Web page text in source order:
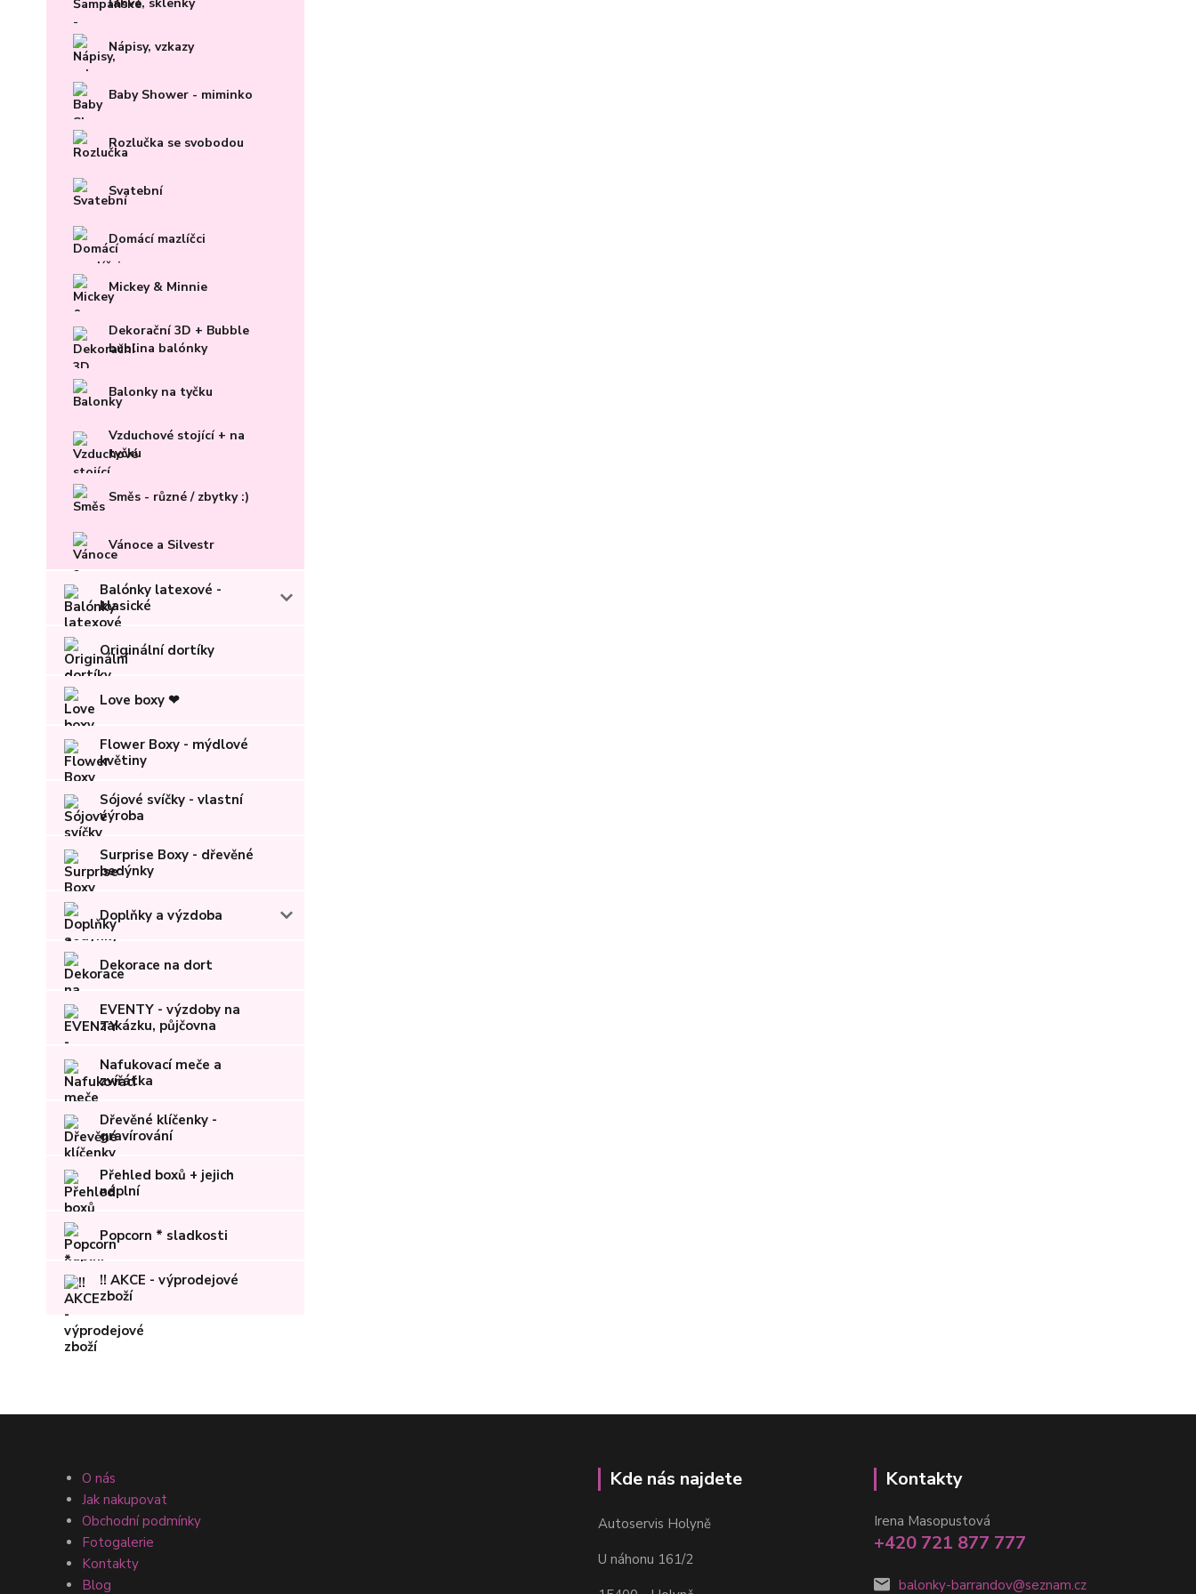
Nápisy, vzkazy
Baby Shower - miminko
Rozlučka se svobodou
Svatební
Domácí mazlíčci
Mickey & Minnie
Dekorační 3D + Bubble
bublina balónky
Balonky na tyčku
Vzduchové stojící + na
tyčku
Směs - různé / zbytky :)
Vánoce a Silvestr
Balónky latexové -
klasické
Originální dortíky
Love boxy ❤
Flower Boxy - mýdlové
květiny
Sójové svíčky - vlastní
výroba
Surprise Boxy - dřevěné
bedýnky
Doplňky a výzdoba
Dekorace na dort
EVENTY - výzdoby na
zakázku, půjčovna
Nafukovací meče a
zvířátka
Dřevěné klíčenky -
gravírování
Přehled boxů + jejich
náplní
Popcorn * sladkosti
!! AKCE - výprodejové
zboží
O nás
Jak nakupovat
Obchodní podmínky
Fotogalerie
Kontakty
Blog
Kde nás najdete
Autoservis Holyně
U náhonu 161/2
Kontakty
Irena Masopustová
+420 721 877 777
balonky-barrandov@seznam.cz